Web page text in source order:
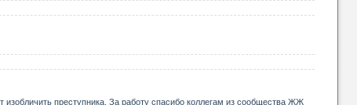
преступника. За работу спасибо коллегам из сообщества ЖЖ